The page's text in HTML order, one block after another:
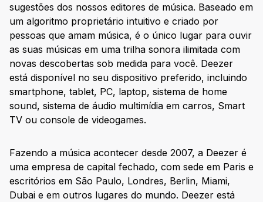
sugestões dos nossos editores de música. Baseado em
um algoritmo proprietário intuitivo e criado por
pessoas que amam música, é o único lugar para ouvir
as suas músicas em uma trilha sonora ilimitada com
novas descobertas sob medida para você. Deezer
está disponível no seu dispositivo preferido, incluindo
smartphone, tablet, PC, laptop, sistema de home
sound, sistema de áudio multimídia em carros, Smart
TV ou console de videogames.
Fazendo a música acontecer desde 2007, a Deezer é
uma empresa de capital fechado, com sede em Paris e
escritórios em São Paulo, Londres, Berlin, Miami,
Dubai e em outros lugares do mundo. Deezer está